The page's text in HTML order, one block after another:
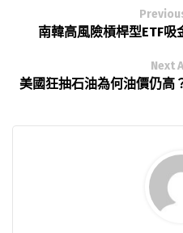
南韓高風險槓桿型ETF
Next
美國狂抽石油為何油價仍高